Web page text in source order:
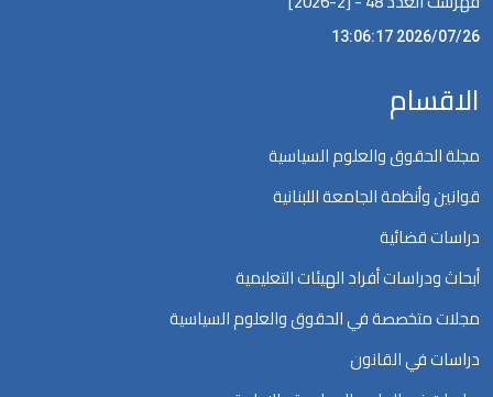
2026/07/26 13:06:17
الاقسام
مجلة الحقوق والعلوم السياسية
قوانين وأنظمة الجامعة اللبنانية
دراسات قضائية
أبحاث ودراسات أفراد الهيئات التعليمية
مجلات متخصصة في الحقوق والعلوم السياسية
دراسات في القانون